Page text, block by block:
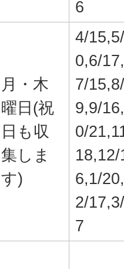
6
月・木
曜日(祝
日も収
集しま
す)
4/
0,6/17,
7/
9,9/
0/
18,12/
6,1/20,
2/
7